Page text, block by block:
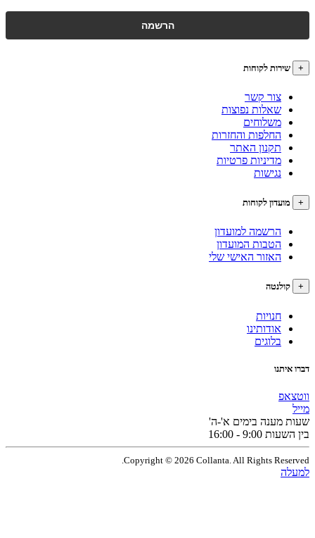
לקוחות
צור קשר
שאלות נפוצות
משלוחים
החלפות והחזרות
תקנון האתר
מדיניות פרטיות
נגישות
לקוחות
הרשמה למועדון
הטבות המועדון
האזור האישי שלי
חנויות
אודותינו
בלוגים
מענה בימים א'-ה'
- 16:00
Copyright © 2026 Collanta. All Rights